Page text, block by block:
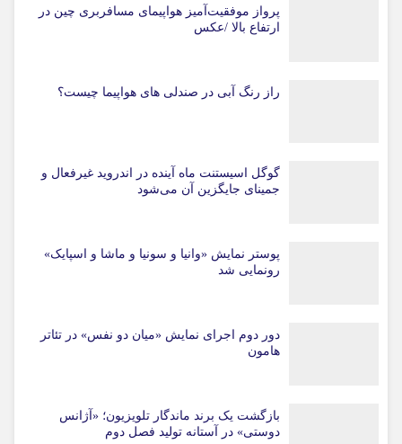
پرواز موفقیت‌آمیز هواپیمای مسافربری چین در
ارتفاع بالا /عکس
راز رنگ آبی در صندلی های هواپیما چیست؟
گوگل اسیستنت ماه آینده در اندروید غیرفعال و
جمینای جایگزین آن می‌شود
پوستر نمایش «وانیا و سونیا و ماشا و اسپایک»
رونمایی شد
دور دوم اجرای نمایش «میان دو نفس» در تئاتر
هامون
بازگشت یک برند ماندگار تلویزیون؛ «آژانس
دوستی» در آستانه تولید فصل دوم